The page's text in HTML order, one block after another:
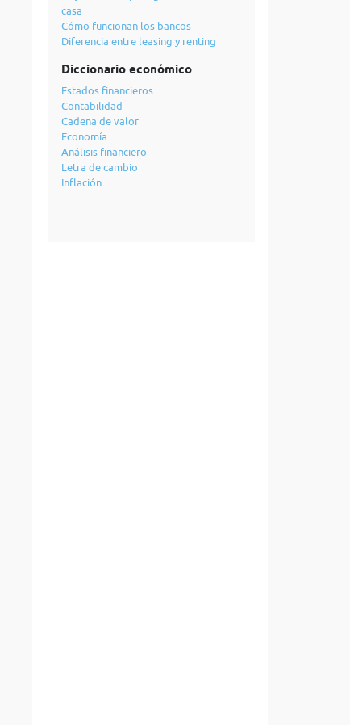
casa
Cómo funcionan los bancos
Diferencia entre leasing y renting
Diccionario económico
Estados financieros
Contabilidad
Cadena de valor
Economía
Análisis financiero
Letra de cambio
Inflación